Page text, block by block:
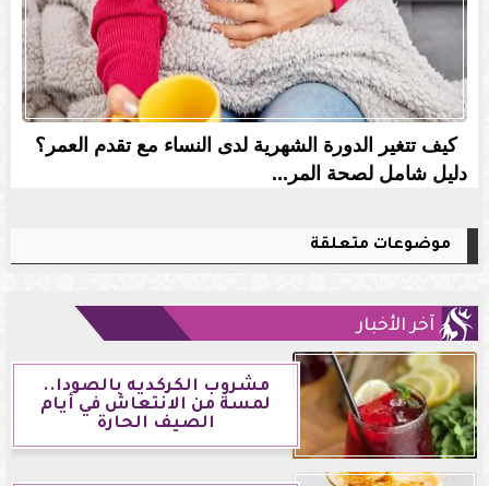
كيف تتغير الدورة الشهرية لدى النساء مع تقدم العمر؟
دليل شامل لصحة المر...
موضوعات متعلقة
آخر الأخبار
مشروب الكركديه بالصودا..
لمسة من الانتعاش في أيام
الصيف الحارة